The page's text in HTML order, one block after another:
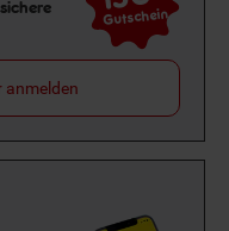
Gutschein